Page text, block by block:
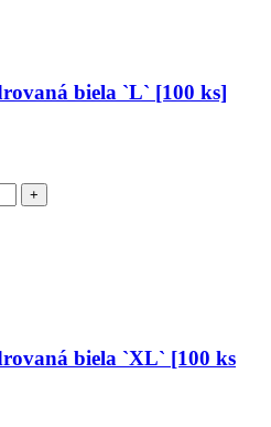
biela `L` [100 ks]
biela `XL` [100 ks